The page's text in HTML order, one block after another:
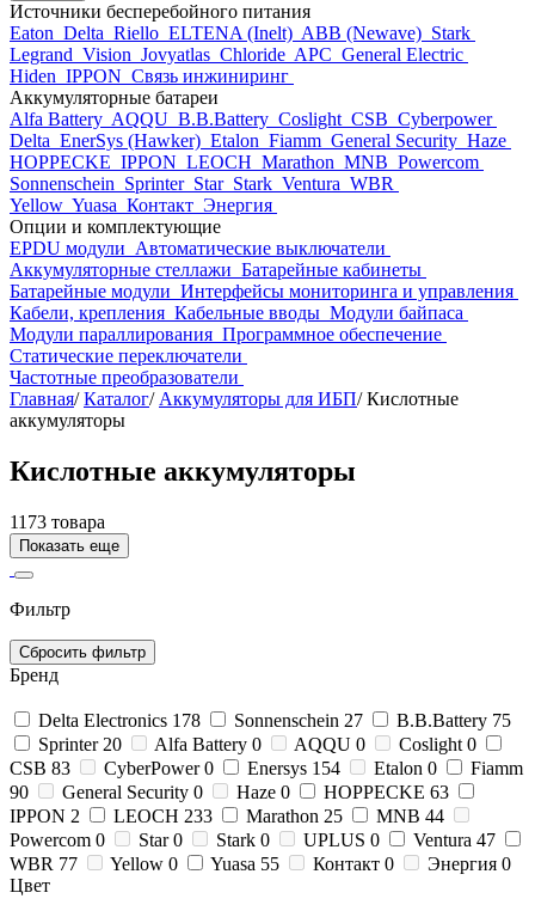
Источники бесперебойного питания
Eaton Delta Riello ELTENA (Inelt) ABB (Newave) Stark
Legrand Vision Jovyatlas Chloride APC General Electric
Hiden IPPON Связь инжиниринг
Аккумуляторные батареи
Alfa Battery AQQU B.B.Battery Coslight CSB Cyberpower
Delta EnerSys (Hawker) Etalon Fiamm General Security Haze
HOPPECKE IPPON LEOCH Marathon MNB Powercom
Sonnenschein Sprinter Star Stark Ventura WBR
Yellow Yuasa Контакт Энергия
Опции и комплектующие
EPDU модули Автоматические выключатели
Аккумуляторные стеллажи Батарейные кабинеты
Батарейные модули Интерфейсы мониторинга и управления
Кабели, крепления Кабельные вводы Модули байпаса
Модули параллирования Программное обеспечение
Статические переключатели
Частотные преобразователи
Главная/ Каталог/ Аккумуляторы для ИБП/ Кислотные
аккумуляторы
Кислотные аккумуляторы
1173 товара
Показать еще
Фильтр
Сбросить фильтр
Бренд
Delta Electronics 178 Sonnenschein 27 B.B.Bаttery 75
Sprinter 20 Alfa Battery 0 AQQU 0 Coslight 0
CSB 83 CyberPower 0 Enersys 154 Etalon 0
Fiamm
90
General Security 0 Haze 0 HOPPECKE 63
IPPON 2 LEOCH 233 Marathon 25 MNB 44
Powercom 0 Star 0 Stark 0 UPLUS 0 Ventura 47
WBR 77 Yellow 0 Yuasa 55 Контакт 0 Энергия 0
Цвет